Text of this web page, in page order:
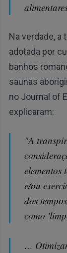
Na verdade, a
adotada por
banhos
saunas
no Journal of
explicaram:
"A
elementos
e/ou
dos
como
…